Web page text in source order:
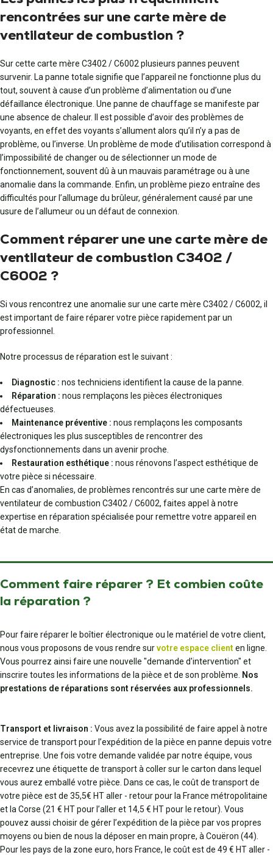
rencontrées sur une carte mère de
ventilateur de combustion ?
Sur cette carte mère C3402 / C6002 plusieurs pannes peuvent
survenir. La panne totale signifie que l’appareil ne fonctionne plus du
tout, souvent à cause d’un problème d’alimentation ou d’une
défaillance électronique. Une panne de chauffage se manifeste par
une absence de chaleur. Il est possible d’avoir des problèmes de
voyants, en effet des voyants s’allument alors qu’il n’y a pas de
problème, ou l’inverse. Un problème de mode d’utilisation correspond à
l’impossibilité de changer ou de sélectionner un mode de
fonctionnement, souvent dû à un mauvais paramétrage ou à une
anomalie dans la commande. Enfin, un problème piezo entraîne des
difficultés pour l’allumage du brûleur, généralement causé par une
usure de l’allumeur ou un défaut de connexion.
Comment réparer une une carte mère de
ventilateur de combustion C3402 /
C6002 ?
Si vous rencontrez une anomalie sur une carte mère C3402 / C6002, il
est important de faire réparer votre pièce rapidement par un
professionnel.
Notre processus de réparation est le suivant :
Diagnostic : nos techniciens identifient la cause de la panne.
Réparation : nous remplaçons les pièces électroniques
défectueuses.
Maintenance préventive : nous remplaçons les composants
électroniques les plus susceptibles de rencontrer des
dysfonctionnements dans un avenir proche.
Restauration esthétique : nous rénovons l’aspect esthétique de
votre pièce si nécessaire.
En cas d’anomalies, de problèmes rencontrés sur une carte mère de
ventilateur de combustion C3402 / C6002, faites appel à notre
expertise en réparation spécialisée pour remettre votre appareil en
état de marche.
Comment faire réparer ? Et combien coûte
la réparation ?
Pour faire réparer le boîtier électronique ou le matériel de votre client,
nous vous proposons de vous rendre survotre espace clienten ligne.
Vous pourrez ainsi faire une nouvelle "demande d'intervention" et
inscrire toutes les informations de la pièce et de son problème. Nos
prestations de réparations sont réservées aux professionnels.
Transport et livraison : Vous avez la possibilité de faire appel à notre
service de transport pour l’expédition de la pièce en panne depuis votre
entreprise. Une fois votre demande validée par notre équipe, vous
recevrez une étiquette de transport à coller sur le carton dans lequel
vous aurez emballé votre pièce. Dans ce cas, le coût de transport de
votre pièce est de 35,5€ HT aller - retour pour la France métropolitaine
et la Corse (21 € HT pour l’aller et 14,5 € HT pour le retour). Vous
pouvez aussi choisir de gérer l’expédition de la pièce par vos propres
moyens ou bien de nous la déposer en main propre, à Couëron (44).
Pour les pays de la zone euro, hors France, le coût est de 49 € HT aller -